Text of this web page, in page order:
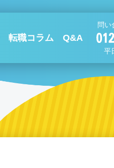
転職コラム Q&A
問い
平